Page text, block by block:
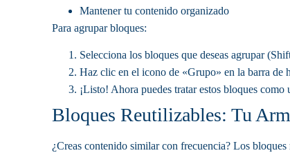
Mantener tu contenido organizado
Para agrupar bloques:
Selecciona los bloques que deseas agrupar
Haz clic en el icono de «Grupo» en la barra de
¡Listo! Ahora puedes tratar estos bloques como
Bloques Reutilizables: Tu
¿Creas contenido similar con frecuencia? Los